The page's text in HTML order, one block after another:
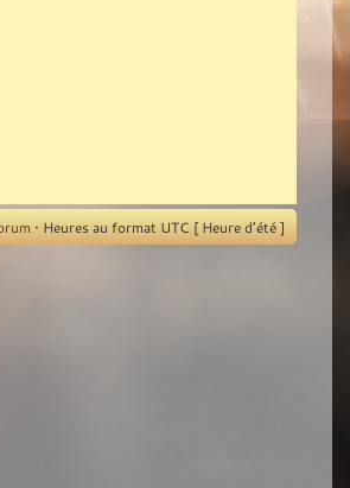
• Heures au format UTC [ Heure d’été ]